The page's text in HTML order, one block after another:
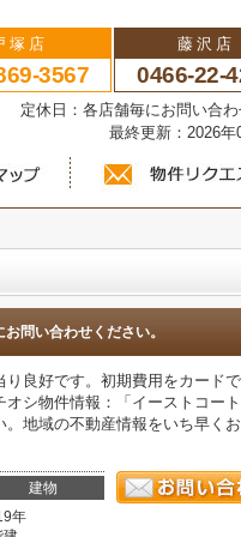
塚店
3567
藤沢店
0466-22-
定休日：各店舗毎にお問い合わ
最終更新：2026年
問い合わせください。
良好です。初期費用をカード
シ物件情報：「イーストコー
地域の不動産情報をいち早く
建物
年